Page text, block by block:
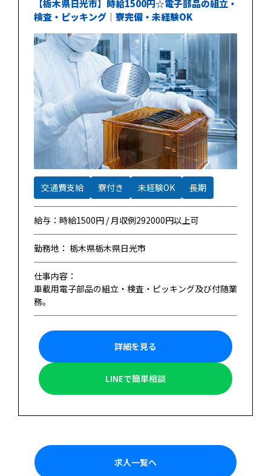
【栃木県日光市】時給1500円☆電子部品の組立・
検査・ピッキング｜寮完備・未経験OK
交通費支給 寮付き 未経験OK 長期
給与：時給1500円 / 月収例292000円以上可
勤務地： 栃木県栃木県日光市
仕事内容：
車載用電子部品の組立・検査・ピッキング及び付随業
務。
詳細を見る
LINEで簡単相談
求人一覧へ